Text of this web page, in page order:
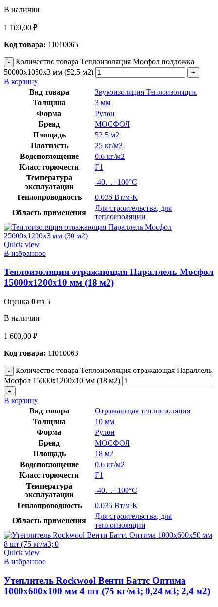
В наличии
1 100,00 ₽
Код товара: 11010065
Количество товара Теплоизоляция Мосфол подложка
50000х1050х3 мм (52,5 м2)
В корзину
Вид товара
Звукоизоляция Теплоизоляция
Толщина
3 мм
Форма
Рулон
Бренд
МОСФОЛ
Площадь
52.5 м2
Плотность
25 кг/м3
Водопоглощение
0.6 кг/м2
Класс горючести
Г1
Температура
эксплуатации
-40…+100°C
Теплопроводность
0.035 Вт/м·К
Область применения
Для строительства, для
теплоизоляции
Quick view
В избранное
Теплоизоляция отражающая Параллель Мосфол
15000х1200х10 мм (18 м2)
Оценка 0 из 5
В наличии
1 600,00 ₽
Код товара: 11010063
Количество товара Теплоизоляция отражающая Параллель
Мосфол 15000х1200х10 мм (18 м2)
В корзину
Вид товара
Отражающая теплоизоляция
Толщина
10 мм
Форма
Рулон
Бренд
МОСФОЛ
Площадь
18 м2
Водопоглощение
0.6 кг/м2
Класс горючести
Г1
Температура
эксплуатации
-40…+100°C
Теплопроводность
0.035 Вт/м·К
Область применения
Для строительства, для
теплоизоляции
Quick view
В избранное
Утеплитель Rockwool Венти Баттс Оптима
1000х600х100 мм 4 шт (75 кг/м3; 0,24 м3; 2,4 м2)